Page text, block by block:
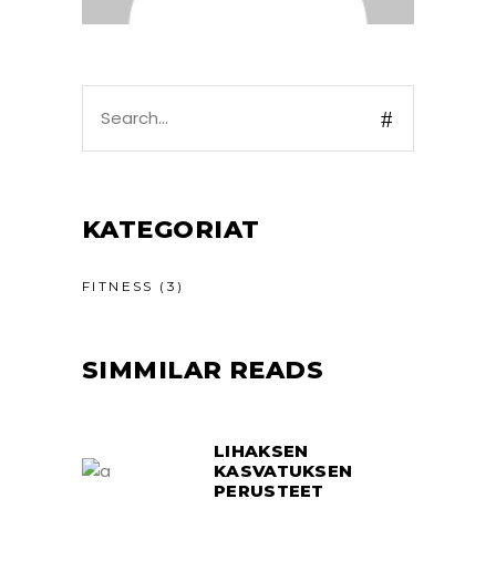
for:
KATEGORIAT
FITNESS (3)
SIMMILAR READS
LIHAKSEN
KASVATUKSEN
PERUSTEET